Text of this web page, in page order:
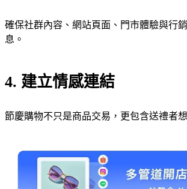
確保社群內容、網站頁面、門市體驗與行
息。
4. 建立情感連結
節慶購物不只是商品交易，更包含送禮者